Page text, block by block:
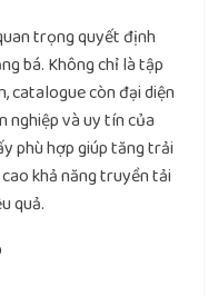
trọng quyết định
bá. Không chỉ là tập
catalogue còn đại diện
nghiệp và uy tín của
phù hợp giúp tăng trải
khả năng truyền tải
quả.